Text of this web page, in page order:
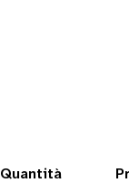
Quantità